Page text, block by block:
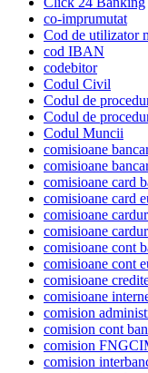
co-imprumutat
Cod de utilizator
cod IBAN
codebitor
Codul Civil
Codul de
Codul de
Codul Muncii
comisioane
comisioane
comisioane card
comisioane card
comisioane
comisioane
comisioane cont
comisioane cont
comisioane
comisioane
comision
comision cont
comision
comision